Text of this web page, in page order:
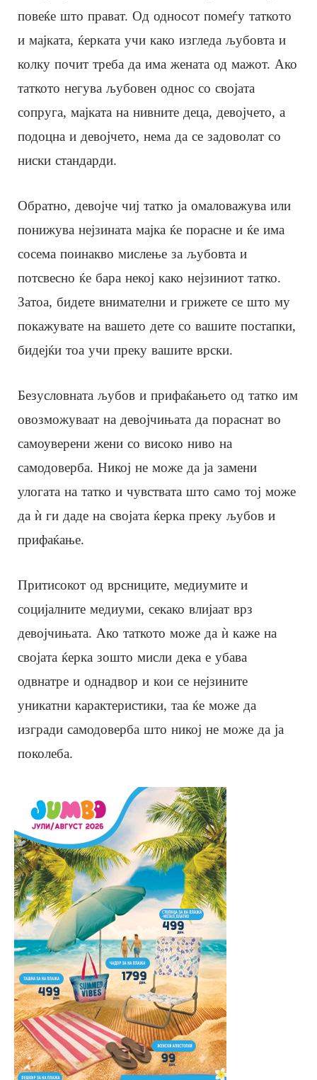
повеќе што прават. Од односот помеѓу таткото
и мајката, ќерката учи како изгледа љубовта и
колку почит треба да има жената од мажот. Ако
таткото негува љубовен однос со својата
сопруга, мајката на нивните деца, девојчето, а
подоцна и девојчето, нема да се задоволат со
ниски стандарди.
Обратно, девојче чиј татко ја омаловажува или
понижува нејзината мајка ќе порасне и ќе има
сосема поинакво мислење за љубовта и
потсвесно ќе бара некој како нејзиниот татко.
Затоа, бидете внимателни и грижете се што му
покажувате на вашето дете со вашите постапки,
бидејќи тоа учи преку вашите врски.
Безусловната љубов и прифаќањето од татко им
овозможуваат на девојчињата да пораснат во
самоуверени жени со високо ниво на
самодоверба. Никој не може да ја замени
улогата на татко и чувствата што само тој може
да ѝ ги даде на својата ќерка преку љубов и
прифаќање.
Притисокот од врсниците, медиумите и
социјалните медиуми, секако влијаат врз
девојчињата. Ако таткото може да ѝ каже на
својата ќерка зошто мисли дека е убава
одвнатре и однадвор и кои се нејзините
уникатни карактеристики, таа ќе може да
изгради самодоверба што никој не може да ја
поколеба.